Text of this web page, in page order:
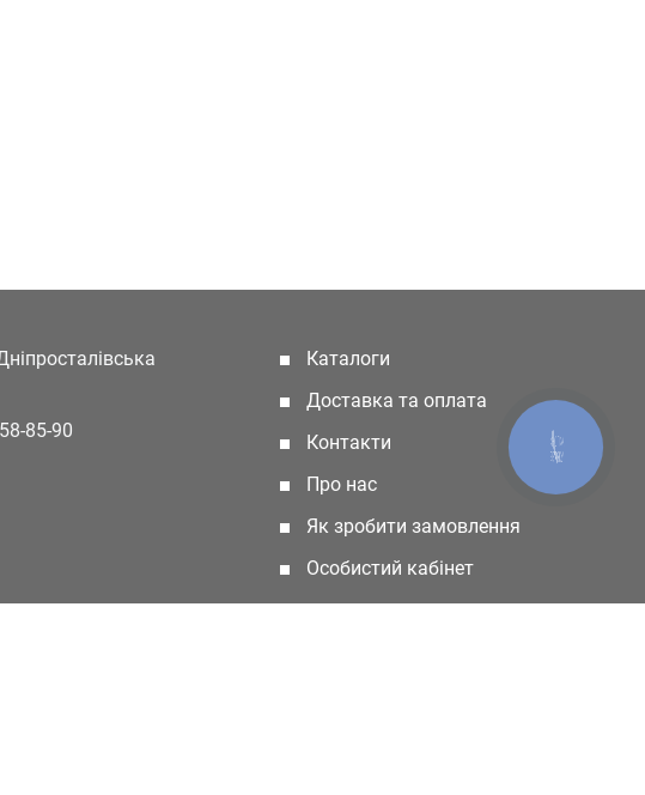
85-90
Каталоги
Доставка та оплата
Контакти
Про нас
Як зробити замовлення
Особистий кабінет
КНОПКА
ЗВ'ЯЗКУ